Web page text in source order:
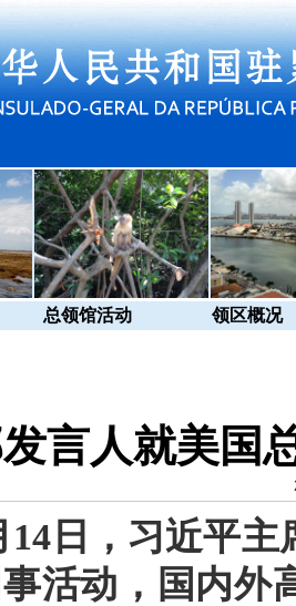
总领馆活动 领区概况
言人就美国
14日，习近平
活动，国内外